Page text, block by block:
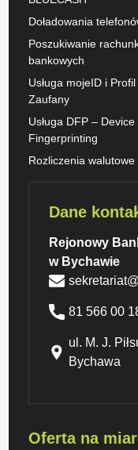
Doładowania
Poszukiwanie
bankowych
Usługa mojeID i Profil
Zaufany
Usługa DFP – Device
Fingerprinting
Rozliczenia walutowe
Dane
Rejonowy
w Bychawie
81 566 00
ul. M. J.
Bychawa
Oferta na